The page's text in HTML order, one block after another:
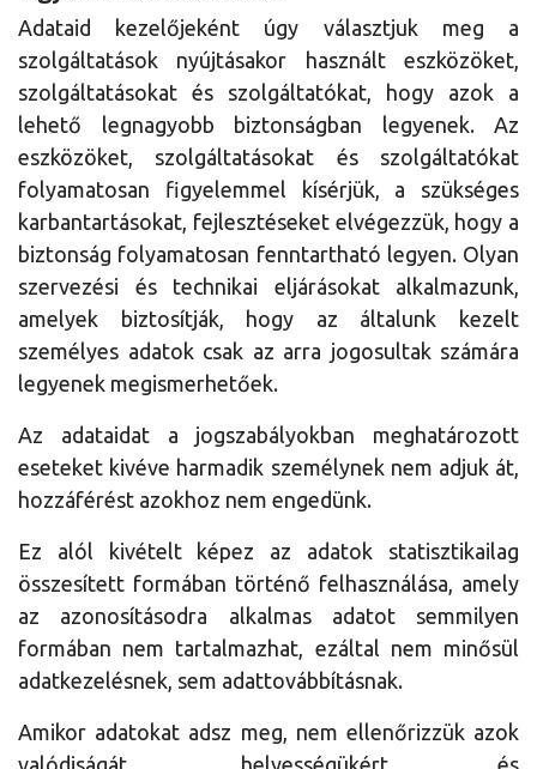
Adataid kezelőjeként úgy választjuk meg a
szolgáltatások nyújtásakor használt eszközöket,
szolgáltatásokat és szolgáltatókat, hogy azok a
lehető legnagyobb biztonságban legyenek. Az
eszközöket, szolgáltatásokat és szolgáltatókat
folyamatosan figyelemmel kísérjük, a szükséges
karbantartásokat, fejlesztéseket elvégezzük, hogy a
biztonság folyamatosan fenntartható legyen. Olyan
szervezési és technikai eljárásokat alkalmazunk,
amelyek biztosítják, hogy az általunk kezelt
személyes adatok csak az arra jogosultak számára
legyenek megismerhetőek.
Az adataidat a jogszabályokban meghatározott
eseteket kivéve harmadik személynek nem adjuk át,
hozzáférést azokhoz nem engedünk.
Ez alól kivételt képez az adatok statisztikailag
összesített formában történő felhasználása, amely
az azonosításodra alkalmas adatot semmilyen
formában nem tartalmazhat, ezáltal nem minősül
adatkezelésnek, sem adattovábbításnak.
Amikor adatokat adsz meg, nem ellenőrizzük azok
valódiságát, helyességükért és